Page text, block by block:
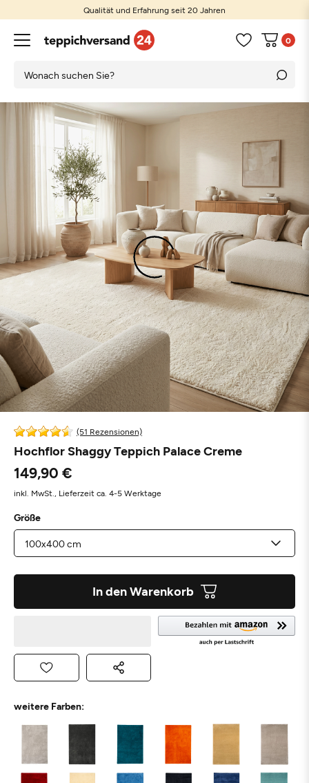
Qualität und Erfahrung seit 20 Jahren
0
(51 Rezensionen)
Hochflor Shaggy Teppich Palace Creme
149,90 €
inkl. MwSt., Lieferzeit ca. 4-5 Werktage
Größe
In den Warenkorb
weitere Farben: